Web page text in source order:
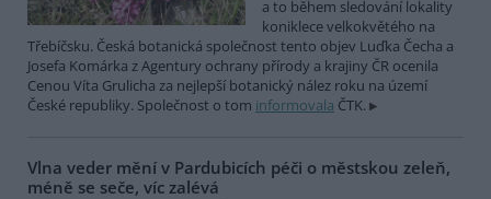
a to během sledování lokality
koniklece velkokvětého na
Třebíčsku. Česká botanická společnost tento objev Luďka Čecha a
Josefa Komárka z Agentury ochrany přírody a krajiny ČR ocenila
Cenou Víta Grulicha za nejlepší botanický nález roku na území
České republiky. Společnost o tom informovala ČTK.
Vlna veder mění v Pardubicích péči o městskou zeleň,
méně se seče, víc zalévá